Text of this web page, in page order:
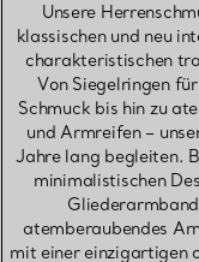
Unsere
klassischen und neu
charakteristischen
Von Siegelringen
Schmuck bis hin zu
und Armreifen –
Jahre lang begleiten.
minimalistischen
atemberaubendes
mit einer einzigartigen